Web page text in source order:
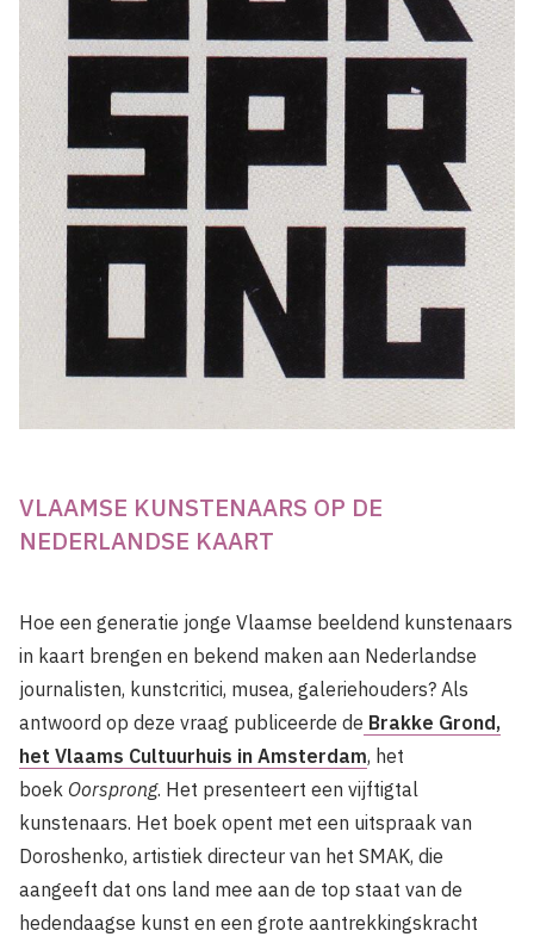
VLAAMSE KUNSTENAARS OP DE
NEDERLANDSE KAART
Hoe een generatie jonge Vlaamse beeldend kunstenaars
in kaart brengen en bekend maken aan Nederlandse
journalisten, kunst­critici, musea, galeriehouders? Als
antwoord op deze vraag publiceerde de Brakke Grond,
het Vlaams Cultuurhuis in Amsterdam, het
boek Oorsprong. Het presenteert een vijf­tigtal
kunstenaars. Het boek opent met een uitspraak van
Doroshenko, artistiek directeur van het SMAK, die
aangeeft dat ons land mee aan de top staat van de
hedendaagse kunst en een grote aantrekkingskracht